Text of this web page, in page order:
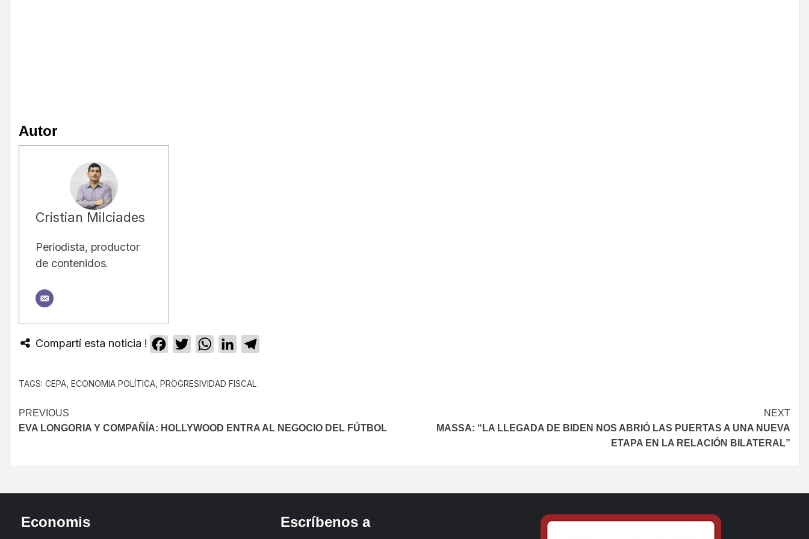
Autor
Cristian Milciades
Periodista, productor
de contenidos.
Compartí esta noticia ! Facebook
TwitterWhatsApp
LinkedIn
TAGS: CEPA ECONOMIA POLÍTICA PROGRESIVIDAD FISCAL
PREVIOUS
EVA LONGORIA Y COMPAÑÍA: HOLLYWOOD ENTRA AL NEGOCIO DEL FÚTBOL
NEXT
MASSA: “LA LLEGADA DE BIDEN NOS ABRIÓ LAS PUERTAS A UNA NUEVA
ETAPA EN LA RELACIÓN BILATERAL”
Economis Escríbenos a